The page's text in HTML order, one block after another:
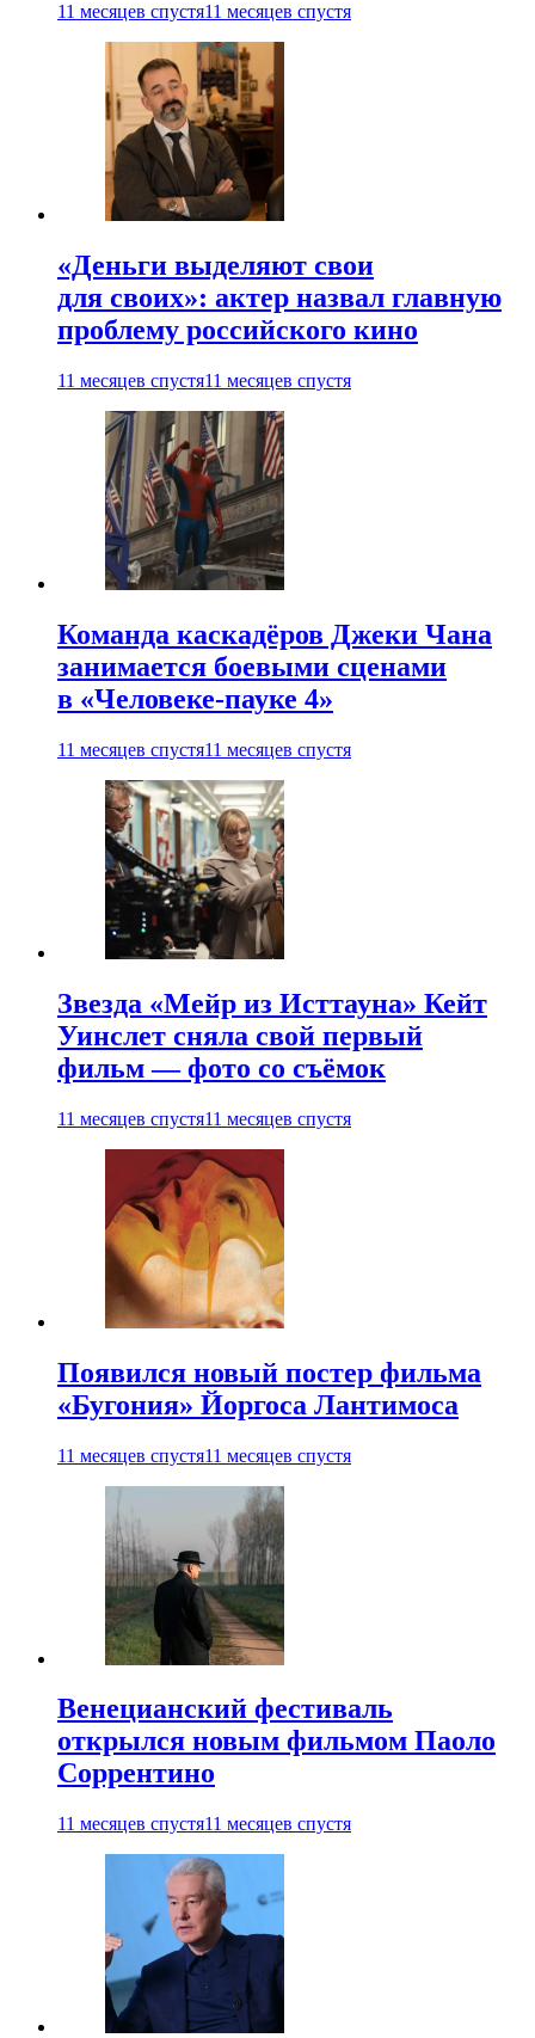
11 месяцев спустя11 месяцев спустя
«Деньги выделяют свои
для своих»: актер назвал главную
проблему российского кино
11 месяцев спустя11 месяцев спустя
Команда каскадёров Джеки Чана
занимается боевыми сценами
в «Человеке-пауке 4»
11 месяцев спустя11 месяцев спустя
Звезда «Мейр из Исттауна» Кейт
Уинслет сняла свой первый
фильм — фото со съёмок
11 месяцев спустя11 месяцев спустя
Появился новый постер фильма
«Бугония» Йоргоса Лантимоса
11 месяцев спустя11 месяцев спустя
Венецианский фестиваль
открылся новым фильмом Паоло
Соррентино
11 месяцев спустя11 месяцев спустя